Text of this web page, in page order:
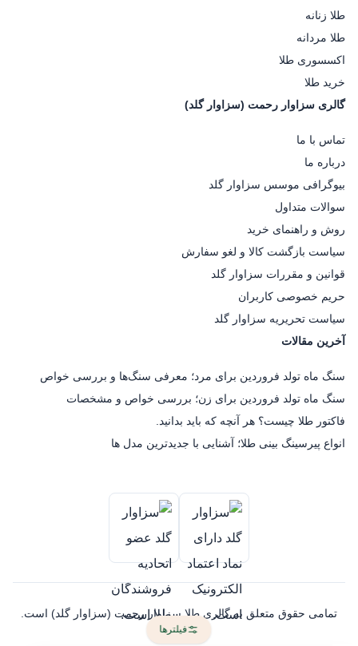
طلا زنانه
طلا مردانه
اکسسوری طلا
خرید طلا
گالری سزاوار رحمت (سزاوار گلد)
تماس با ما
درباره ما
بیوگرافی موسس سزاوار گلد
سوالات متداول
روش و راهنمای خرید
سیاست بازگشت کالا و لغو سفارش
قوانین و مقررات سزاوار گلد
حریم خصوصی کاربران
سیاست تحریریه سزاوار گلد
آخرین مقالات
سنگ ماه تولد فروردین برای مرد؛ معرفی سنگ‌ها و بررسی خواص
سنگ ماه تولد فروردین برای زن؛ بررسی خواص و مشخصات
فاکتور طلا چیست؟ هر آنچه که باید بدانید.
انواع پیرسینگ بینی طلا؛ آشنایی با جدیدترین مدل ها
تمامی حقوق متعلق به گالری طلا سزاوار رحمت (سزاوار گلد) است.
فیلترها